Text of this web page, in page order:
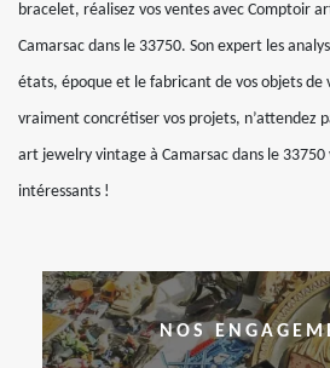
bracelet, réalisez vos ventes avec Comptoir
Camarsac dans le 33750. Son expert les
états, époque et le fabricant de vos objets de
vraiment concrétiser vos projets, n’attendez
art jewelry vintage à Camarsac dans le
intéressants !
NOS